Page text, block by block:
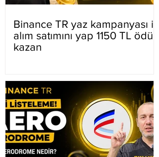
Binance TR yaz kampanyası ilk
alım satımını yap 1150 TL ödül
kazan